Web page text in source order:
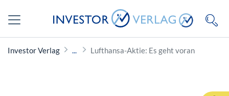
Investor Verlag Lufthansa-Aktie: Es geht voran